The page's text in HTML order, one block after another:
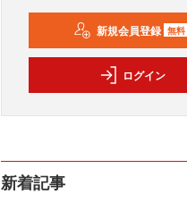
新規会員登録 無料
ログイン
新着記事